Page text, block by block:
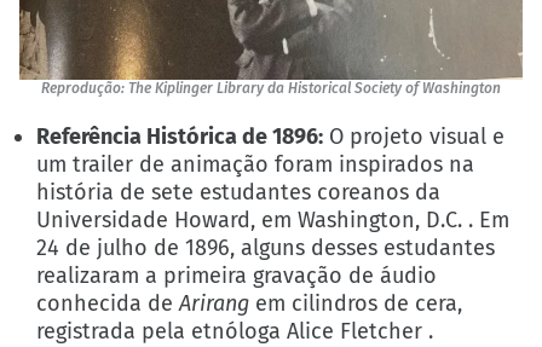
Reprodução: The Kiplinger Library da Historical Society of Washington
Referência Histórica de 1896: O projeto visual e
um trailer de animação foram inspirados na
história de sete estudantes coreanos da
Universidade Howard, em Washington, D.C. . Em
24 de julho de 1896, alguns desses estudantes
realizaram a primeira gravação de áudio
conhecida deArirang em cilindros de cera,
registrada pela etnóloga Alice Fletcher .